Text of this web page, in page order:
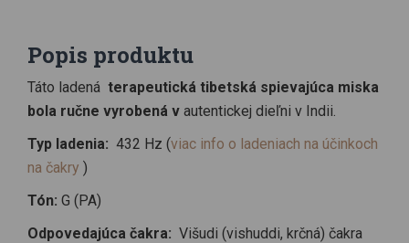
Popis produktu
Táto ladená terapeutická tibetská spievajúca miska
bola ručne vyrobená v autentickej dieľni v Indii.
Typ ladenia: 432 Hz (viac info o ladeniach na účinkoch
na čakry )
Tón: G (PA)
Odpovedajúca čakra: Višudi (vishuddi, krčná) čakra